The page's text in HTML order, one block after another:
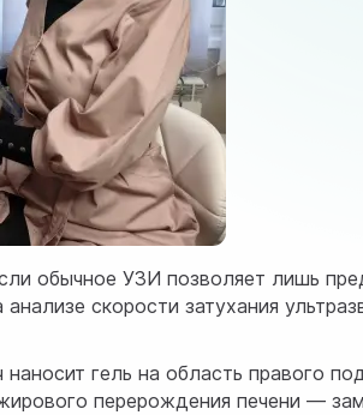
обычное УЗИ позволяет лишь
скорости затухания
гель на область правого
перерождения печени —